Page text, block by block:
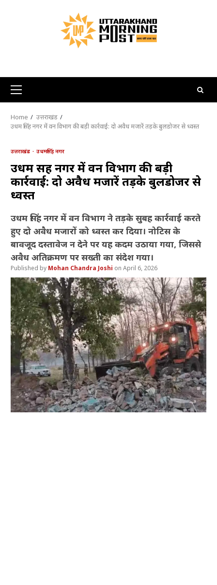
Primary
Menu
Home
उत्तराखंड
उधम सिंह नगर में वन विभाग की बड़ी कार्रवाई: दो अवैध मजारें तड़के बुलडोजर से ध्वस्त
उत्तराखंड उधमसिंह नगर
उधम सिंह नगर में वन विभाग की बड़ी
कार्रवाई: दो अवैध मजारें तड़के बुलडोजर से
ध्वस्त
उधम सिंह नगर में वन विभाग ने तड़के सुबह कार्रवाई करते
हुए दो अवैध मजारों को ध्वस्त कर दिया। नोटिस के
बावजूद दस्तावेज न देने पर यह कदम उठाया गया, जिससे
अवैध अतिक्रमण पर सख्ती का संदेश गया।
Mohan Chandra Joshi April 6, 2026